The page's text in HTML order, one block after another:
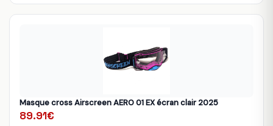
Masque cross Airscreen AERO 01 EX écran clair 2025
89.91€